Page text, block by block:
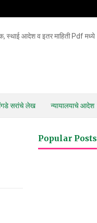
स्थाई आदेश व इतर माहिती Pdf मध्ये
सरांचे लेख न्यायालयाचे आदेश
Popular Posts